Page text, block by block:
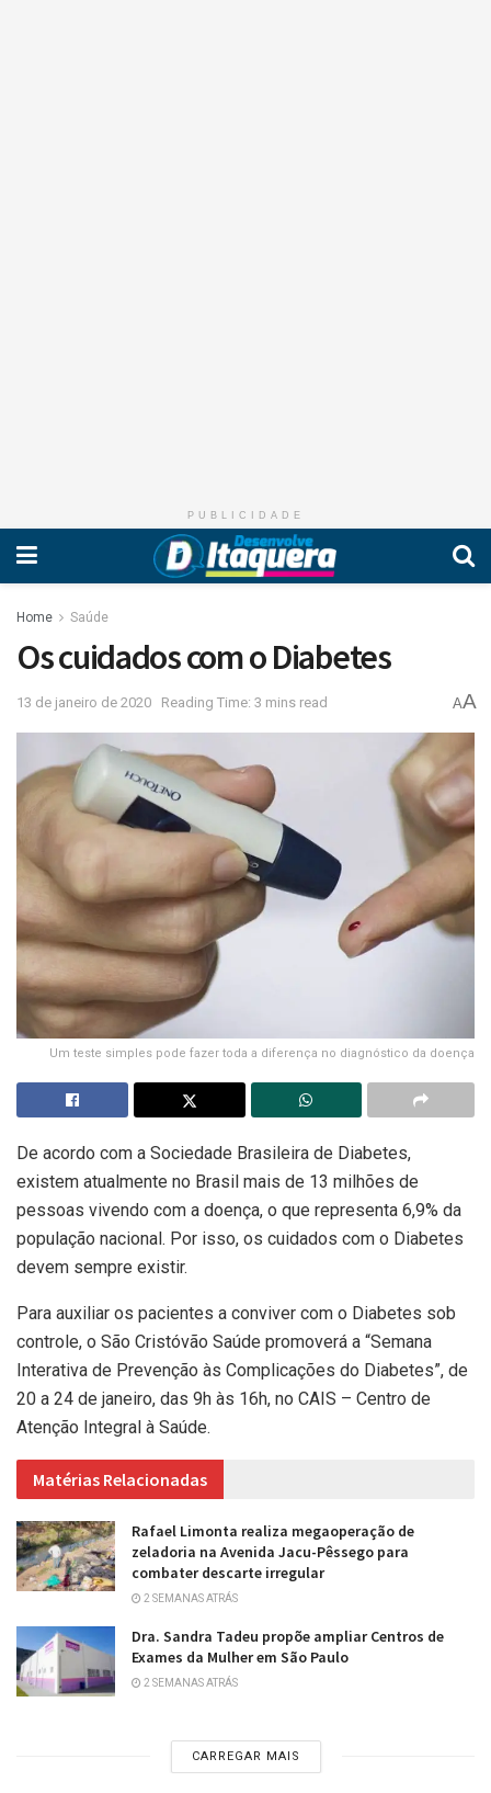
PUBLICIDADE
Home Saúde
Os cuidados com o Diabetes
13 de janeiro de 2020 Reading Time: 3 mins read AA
Um teste simples pode fazer toda a diferença no diagnóstico da doença
De acordo com a Sociedade Brasileira de Diabetes,
existem atualmente no Brasil mais de 13 milhões de
pessoas vivendo com a doença, o que representa 6,9% da
população nacional. Por isso, os cuidados com o Diabetes
devem sempre existir.
Para auxiliar os pacientes a conviver com o Diabetes sob
controle, o São Cristóvão Saúde promoverá a “Semana
Interativa de Prevenção às Complicações do Diabetes”, de
20 a 24 de janeiro, das 9h às 16h, no CAIS – Centro de
Atenção Integral à Saúde.
Matérias Relacionadas
Rafael Limonta realiza megaoperação de
zeladoria na Avenida Jacu-Pêssego para
combater descarte irregular
2 SEMANAS ATRÁS
Dra. Sandra Tadeu propõe ampliar Centros de
Exames da Mulher em São Paulo
2 SEMANAS ATRÁS
CARREGAR MAIS